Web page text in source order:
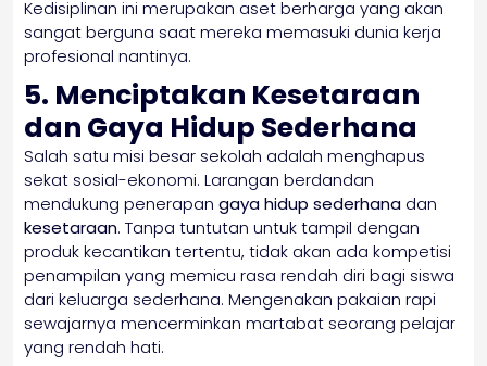
Kedisiplinan ini merupakan aset berharga yang akan
sangat berguna saat mereka memasuki dunia kerja
profesional nantinya.
5. Menciptakan Kesetaraan
dan Gaya Hidup Sederhana
Salah satu misi besar sekolah adalah menghapus
sekat sosial-ekonomi. Larangan berdandan
mendukung penerapan gaya hidup sederhana dan
kesetaraan. Tanpa tuntutan untuk tampil dengan
produk kecantikan tertentu, tidak akan ada kompetisi
penampilan yang memicu rasa rendah diri bagi siswa
dari keluarga sederhana. Mengenakan pakaian rapi
sewajarnya mencerminkan martabat seorang pelajar
yang rendah hati.